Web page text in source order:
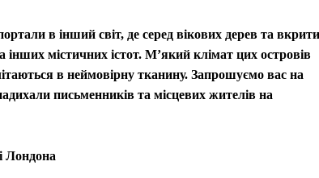
в інший світ, де серед вікових дерев та
містичних істот. М’який клімат цих островів
в неймовірну тканину. Запрошуємо вас на
письменників та місцевих жителів на
Лондона